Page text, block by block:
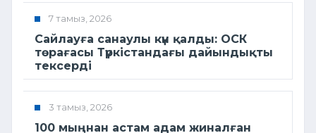
7 тамыз, 2026
Сайлауға санаулы күн қалды: ОСК
төрағасы Түркістандағы дайындықты
тексерді
3 тамыз, 2026
100 мыңнан астам адам жиналған